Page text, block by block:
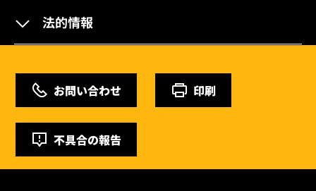
法的情報
お問い合わせ 印刷
不具合の報告